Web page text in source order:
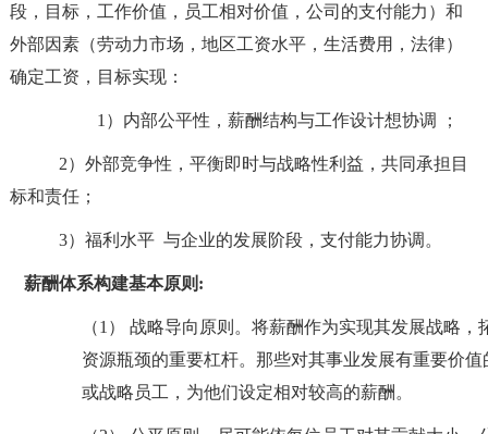
段，目标，工作价值，员工相对价值，公司的支付能力）和
外部因素（劳动力市场，地区工资水平，生活费用，法律）
确定工资，目标实现：
1）内部公平性，薪酬结构与工作设计想协调 ；
2）外部竞争性，平衡即时与战略性利益，共同承担目
标和责任；
3）福利水平 与企业的发展阶段，支付能力协调。
薪酬体系构建基本原则 :
（1） 战略导向原则。将薪酬作为实现其发展战略，
资源瓶颈的重要杠杆。那些对其事业发展有重要价值
或战略员工，为他们设定相对较高的薪酬。